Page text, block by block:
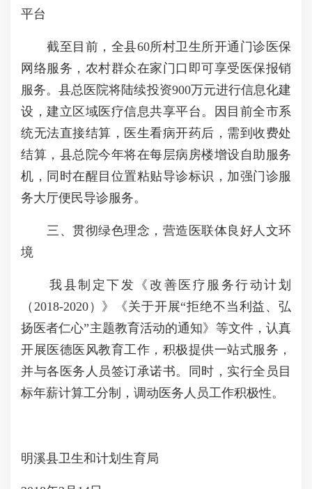
平台
截至目前，全县60所村卫生所开通门诊医保
网络服务，农村群众在家门口即可享受医保报销
服务。县总医院将陆续投资900万元进行信息化建
设，建立区域医疗信息共享平台。因目前全市系
统无法直接结算，医生看病开药后，需到收费处
结算，县总院今年将在每层病房楼增设自助服务
机，同时在醒目位置粘贴导诊标识，加强门诊服
务大厅便民导诊服务。
三、贯彻绿色理念，营造医联体良好人文环
境
我县制定下发《改善医疗服务行动计划
（2018-2020）》《关于开展“拒绝不当利益、弘
扬医者仁心”主题教育活动的通知》等文件，认真
开展医德医风教育工作，积极提供一站式服务，
并与各医务人员签订承诺书。同时，实行全员目
标年薪计算工分制，调动医务人员工作积极性。
明溪县卫生和计划生育局